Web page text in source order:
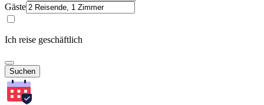
Gäste
Ich reise geschäftlich
Suchen